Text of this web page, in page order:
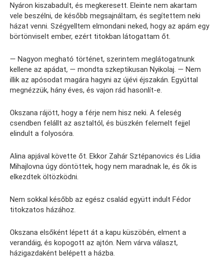
Nyáron kiszabadult, és megkeresett. Eleinte nem akartam
vele beszélni, de később megsajnáltam, és segítettem neki
házat venni. Szégyelltem elmondani neked, hogy az apám egy
börtönviselt ember, ezért titokban látogattam őt.
— Nagyon megható történet, szerintem meglátogatnunk
kellene az apádat, — mondta szkeptikusan Nyikolaj. — Nem
illik az apósodat magára hagyni az újévi éjszakán. Egyúttal
megnézzük, hány éves, és vajon rád hasonlít-e.
Okszana rájött, hogy a férje nem hisz neki. A feleség
csendben felállt az asztaltól, és büszkén felemelt fejjel
elindult a folyosóra.
Alina apjával követte őt. Ekkor Zahár Sztépanovics és Lídia
Mihajlovna úgy döntöttek, hogy nem maradnak le, és ők is
elkezdtek öltözködni.
Nem sokkal később az egész család együtt indult Fédor
titokzatos házához.
Okszana elsőként lépett át a kapu küszöbén, elment a
verandáig, és kopogott az ajtón. Nem várva választ,
házigazdaként belépett a házba.